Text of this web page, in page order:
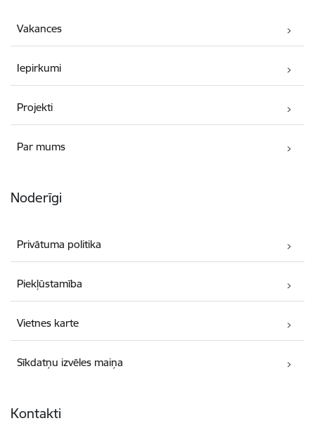
Vakances
Iepirkumi
Projekti
Par mums
Noderīgi
Privātuma politika
Piekļūstamība
Vietnes karte
Sīkdatņu izvēles maiņa
Kontakti